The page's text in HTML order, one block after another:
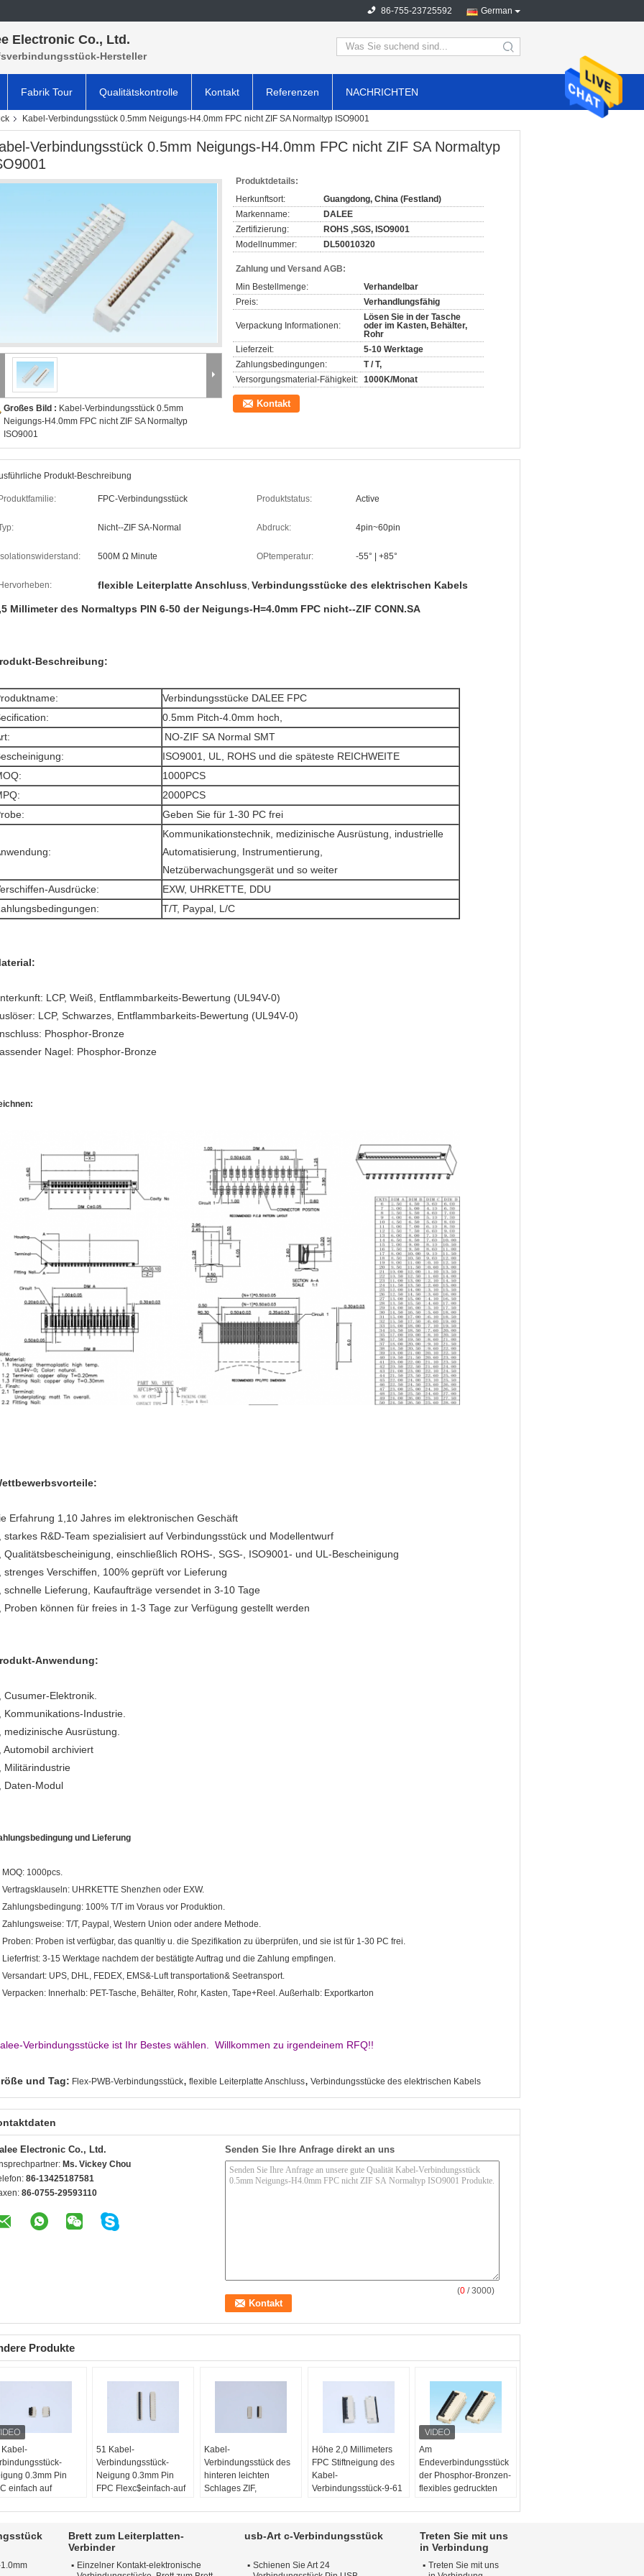
German
86-755-23725592
Electronic Co., Ltd.
Hersteller search
Fabrik Tour Qualitätskontrolle Kontakt Referenzen NACHRICHTEN
Kabel-Verbindungsstück 0.5mm Neigungs-H4.0mm FPC nicht ZIF SA Normaltyp ISO9001
Verbindungsstück 0.5mm Neigungs-H4.0mm FPC nicht ZIF SA Normaltyp
Großes Bild : Kabel-Verbindungsstück 0.5mm
Neigungs-H4.0mm FPC nicht ZIF SA Normaltyp
ISO9001
Produktdetails:
Herkunftsort:
Guangdong, China (Festland)
Markenname:
DALEE
Zertifizierung:
ROHS ,SGS, ISO9001
Modellnummer:
DL50010320
Zahlung und Versand AGB:
Min Bestellmenge:
Verhandelbar
Preis:
Verhandlungsfähig
Verpackung Informationen:
Lösen Sie in der Tasche
oder im Kasten, Behälter,
Rohr
Lieferzeit:
5-10 Werktage
Zahlungsbedingungen:
T / T,
Versorgungsmaterial-Fähigkeit: 1000K/Monat
Kontakt
Produkt-Beschreibung
Produktfamilie: FPC-Verbindungsstück Produktstatus: Active
Nicht--ZIF SA-Normal Abdruck: 4pin~60pin
Isolationswiderstand: 500M Ω Minute OPtemperatur: -55° | +85°
Hervorheben: flexible Leiterplatte Anschluss, Verbindungsstücke des elektrischen Kabels
Millimeter des Normaltyps PIN 6-50 der Neigungs-H=4.0mm FPC nicht--ZIF CONN.SA
Beschreibung:
Verbindungsstücke DALEE FPC
0.5mm Pitch-4.0mm hoch,
NO-ZIF SA Normal SMT
ISO9001, UL, ROHS und die späteste REICHWEITE
1000PCS
2000PCS
Geben Sie für 1-30 PC frei
Kommunikationstechnik, medizinische Ausrüstung, industrielle
Automatisierung, Instrumentierung,
Netzüberwachungsgerät und so weiter
Ausdrücke:
EXW, UHRKETTE, DDU
T/T, Paypal, L/C
LCP, Weiß, Entflammbarkeits-Bewertung (UL94V-0)
LCP, Schwarzes, Entflammbarkeits-Bewertung (UL94V-0)
Phosphor-Bronze
Nagel: Phosphor-Bronze
Erfahrung 1,10 Jahres im elektronischen Geschäft
starkes R&D-Team spezialisiert auf Verbindungsstück und Modellentwurf
Qualitätsbescheinigung, einschließlich ROHS-, SGS-, ISO9001- und UL-Bescheinigung
strenges Verschiffen, 100% geprüft vor Lieferung
schnelle Lieferung, Kaufaufträge versendet in 3-10 Tage
Proben können für freies in 1-3 Tage zur Verfügung gestellt werden
Anwendung:
Cusumer-Elektronik.
Kommunikations-Industrie.
medizinische Ausrüstung.
Automobil archiviert
Militärindustrie
Daten-Modul
und Lieferung
MOQ: 1000pcs.
Vertragsklauseln: UHRKETTE Shenzhen oder EXW.
Zahlungsbedingung: 100% T/T im Voraus vor Produktion.
Zahlungsweise: T/T, Paypal, Western Union oder andere Methode.
Proben: Proben ist verfügbar, das quanltiy u. die Spezifikation zu überprüfen, und sie ist für 1-30 PC frei.
Lieferfrist: 3-15 Werktage nachdem der bestätigte Auftrag und die Zahlung empfingen.
Versandart: UPS, DHL, FEDEX, EMS&-Luft transportation& Seetransport.
Verpacken: Innerhalb: PET-Tasche, Behälter, Rohr, Kasten, Tape+Reel. Außerhalb: Exportkarton
Verbindungsstücke ist Ihr Bestes wählen. Willkommen zu irgendeinem RFQ!!
und Tag: Flex-PWB-Verbindungsstück, flexible Leiterplatte Anschluss, Verbindungsstücke des elektrischen Kabels
Electronic Co., Ltd.
Ms. Vickey Chou
86-13425187581
86-0755-29593110
Senden Sie Ihre Anfrage direkt an uns
(0 / 3000)
Produkte
Kabel-
0.3mm Pin
einfach auf
mit Höhe 1,0
9P ~ 71Pin
Einfache R /
51 Kabel-
Verbindungsstück-
Neigung 0.3mm Pin
FPC Flexc$einfach-auf
SMT für medizinische
Standpunkt:9P~71Pin
Stellplatz:
Funktion:Einfach-auf
Kabel-
Verbindungsstück des
hinteren leichten
Schlages ZIF,
Verbindungsstücke der
0,5 mm
Höhe 2,0 Millimeters
FPC Stiftneigung des
Kabel-
Verbindungsstück-9-61
Industrie
Phosphor-Bronze
Stellplatz:
Am
Endeverbindungsstück
der Phosphor-Bronzen-
flexibles gedruckten
Art Neigung 0.5mm
Verbindungsstück
Farbe:Schwarzweiss
Art:SMT
Brett zum Leiterplatten-
Verbinder
Einzelner Kontakt-elektronische
usb-Art c-Verbindungsstück
Schienen Sie Art 24
Treten Sie mit uns
in Verbindung
Treten Sie mit uns